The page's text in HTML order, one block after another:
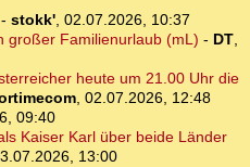
- stokk', 02.07.2026, 10:37
großer Familienurlaub (mL) - DT,
heute um 21.00 Uhr die
, 02.07.2026, 12:48
09:40
Kaiser Karl über beide Länder
13:00